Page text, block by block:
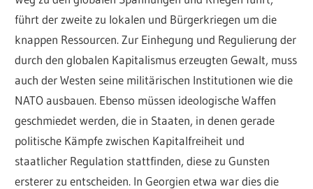
führt der zweite zu lokalen und Bürgerkriegen um die
knappen Ressourcen. Zur Einhegung und Regulierung der
durch den globalen Kapitalismus erzeugten Gewalt, muss
auch der Westen seine militärischen Institutionen wie die
NATO ausbauen. Ebenso müssen ideologische Waffen
geschmiedet werden, die in Staaten, in denen gerade
politische Kämpfe zwischen Kapitalfreiheit und
staatlicher Regulation stattfinden, diese zu Gunsten
ersterer zu entscheiden. In Georgien etwa war dies die